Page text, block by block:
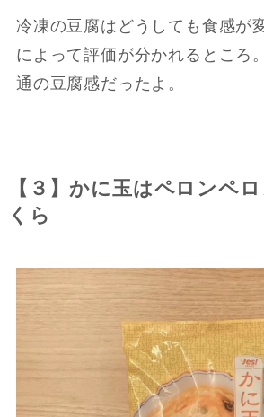
冷凍の豆腐はどうしても食感が
によって評価が分かれるところ
通の豆腐感だったよ。
【３】かに玉はペロンペ
くら